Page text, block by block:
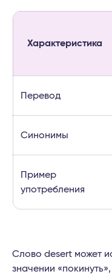
Характеристика
Перевод
Синонимы
Пример
употребления
Слово desert может
значении